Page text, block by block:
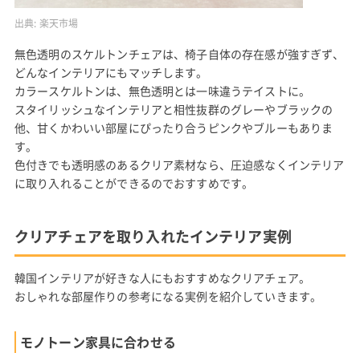
出典: 楽天市場
無色透明のスケルトンチェアは、椅子自体の存在感が強すぎず、
どんなインテリアにもマッチします。
カラースケルトンは、無色透明とは一味違うテイストに。
スタイリッシュなインテリアと相性抜群のグレーやブラックの
他、甘くかわいい部屋にぴったり合うピンクやブルーもありま
す。
色付きでも透明感のあるクリア素材なら、圧迫感なくインテリア
に取り入れることができるのでおすすめです。
クリアチェアを取り入れたインテリア実例
韓国インテリアが好きな人にもおすすめなクリアチェア。
おしゃれな部屋作りの参考になる実例を紹介していきます。
モノトーン家具に合わせる